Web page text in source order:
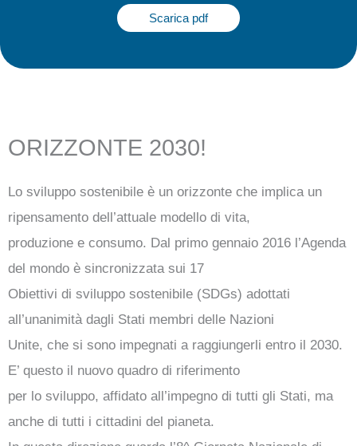
Scarica pdf
ORIZZONTE 2030!
Lo sviluppo sostenibile è un orizzonte che implica un
ripensamento dell’attuale modello di vita,
produzione e consumo. Dal primo gennaio 2016 l’Agenda
del mondo è sincronizzata sui 17
Obiettivi di sviluppo sostenibile (SDGs) adottati
all’unanimità dagli Stati membri delle Nazioni
Unite, che si sono impegnati a raggiungerli entro il 2030.
E’ questo il nuovo quadro di riferimento
per lo sviluppo, affidato all’impegno di tutti gli Stati, ma
anche di tutti i cittadini del pianeta.